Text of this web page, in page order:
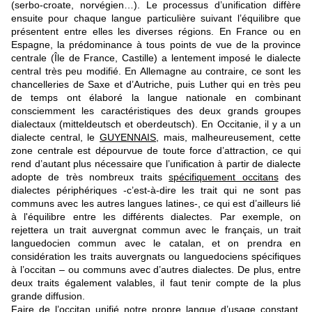
(serbo-croate, norvégien…). Le processus d’unification diffère
ensuite pour chaque langue particulière suivant l’équilibre que
présentent entre elles les diverses régions. En France ou en
Espagne, la prédominance à tous points de vue de la province
centrale (Île de France, Castille) a lentement imposé le dialecte
central très peu modifié. En Allemagne au contraire, ce sont les
chancelleries de Saxe et d’Autriche, puis Luther qui en très peu
de temps ont élaboré la langue nationale en combinant
consciemment les caractéristiques des deux grands groupes
dialectaux (mitteldeutsch et oberdeutsch). En Occitanie, il y a un
dialecte central, le GUYENNAIS , mais, malheureusement, cette
zone centrale est dépourvue de toute force d’attraction, ce qui
rend d’autant plus nécessaire que l’unification à partir de dialecte
adopte de très nombreux traitsspécifiquement occitansdes
dialectes périphériques -c’est-à-dire les trait qui ne sont pas
communs avec les autres langues latines-, ce qui est d’ailleurs lié
à l'équilibre entre les différents dialectes. Par exemple, on
rejettera un trait auvergnat commun avec le français, un trait
languedocien commun avec le catalan, et on prendra en
considération les traits auvergnats ou languedociens spécifiques
à l’occitan – ou communs avec d’autres dialectes. De plus, entre
deux traits également valables, il faut tenir compte de la plus
grande diffusion.
Faire de l’occitan unifié notre propre langue d’usage constant,